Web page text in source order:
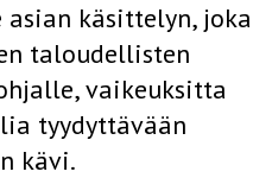
käsittelyn, joka
taloudellisten
vaikeuksitta
tyydyttävään
kävi.